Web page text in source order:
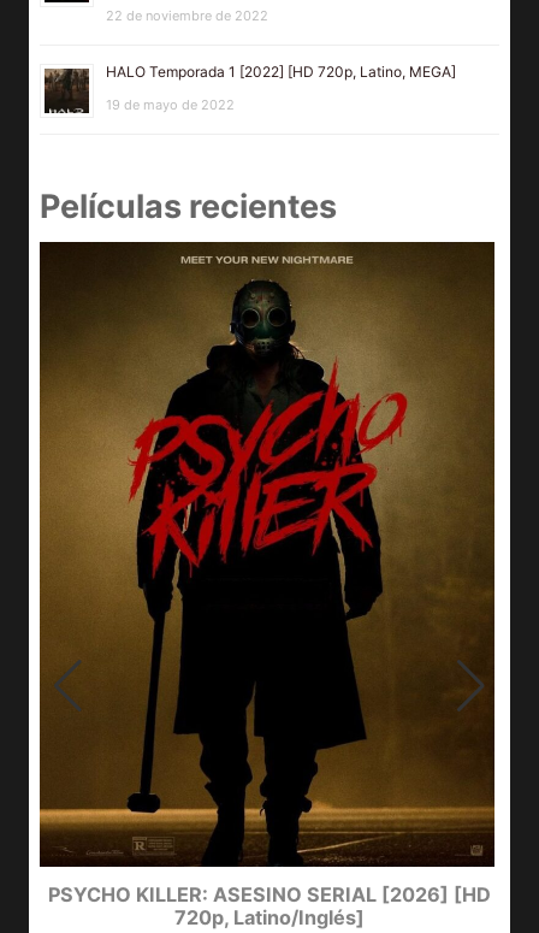
22 de noviembre de 2022
HALO Temporada 1 [2022] [HD 720p, Latino, MEGA]
19 de mayo de 2022
Películas recientes
PSYCHO KILLER: ASESINO SERIAL [2026] [HD
720p, Latino/Inglés]